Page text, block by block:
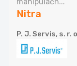
Nitra
P. J. Servis, s. r.